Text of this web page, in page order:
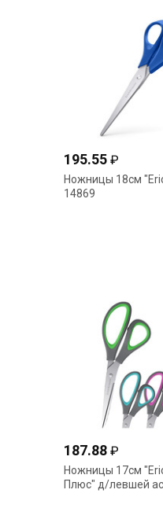
195.55 ₽
Ножницы 18см
14869
187.88 ₽
Ножницы 17см
Плюс" д/левшей